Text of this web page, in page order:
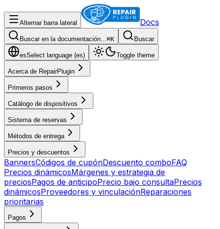
Alternar barra lateral Docs
Buscar en la documentación...⌘K Buscar
esSelect language (es) Toggle theme
Acerca de RepairPlugin
Primeros pasos
Catálogo de dispositivos
Sistema de reservas
Métodos de entrega
Precios y descuentos
BannersCódigos de cupónDescuento comboFAQ
Precios dinámicosMárgenes y estrategia de
preciosPagos de anticipoPrecio bajo consultaPrecios
dinámicosProveedores y vinculaciónReparaciones
prioritarias
Pagos